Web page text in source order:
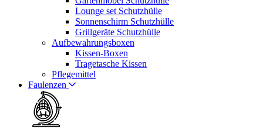
Lounge set Schutzhülle
Sonnenschirm Schutzhülle
Grillgeräte Schutzhülle
Aufbewahrungsboxen
Kissen-Boxen
Tragetasche Kissen
Pflegemittel
Faulenzen